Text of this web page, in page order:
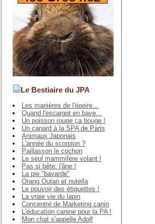
Le Bestiaire du JPA
Les manières de l'épeire...
Quand l'escargot en bave...
Un poisson rouge ça bouge !
Un canard à la SPA de Paris
Animaux Japonais
L'année du scorpion ?
Paillasson le cochon
Le seul mammifère volant !
Pas si bête: l'âne !
La pie "bavarde"
Orang Outan et nutella
Le pouvoir des étiquettes !
La vraie vie du lapin
Concentré de Marketing canin
L'éducation canine pour la PA !
Mon chat s'appelle Adolf